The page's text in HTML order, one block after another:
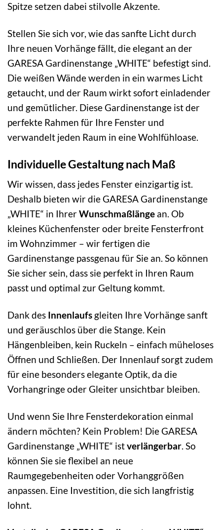
Spitze setzen dabei stilvolle Akzente.
Stellen Sie sich vor, wie das sanfte Licht durch
Ihre neuen Vorhänge fällt, die elegant an der
GARESA Gardinenstange „WHITE“ befestigt sind.
Die weißen Wände werden in ein warmes Licht
getaucht, und der Raum wirkt sofort einladender
und gemütlicher. Diese Gardinenstange ist der
perfekte Rahmen für Ihre Fenster und
verwandelt jeden Raum in eine Wohlfühloase.
Individuelle Gestaltung nach Maß
Wir wissen, dass jedes Fenster einzigartig ist.
Deshalb bieten wir die GARESA Gardinenstange
„WHITE“ in IhrerWunschmaßlänge an. Ob
kleines Küchenfenster oder breite Fensterfront
im Wohnzimmer – wir fertigen die
Gardinenstange passgenau für Sie an. So können
Sie sicher sein, dass sie perfekt in Ihren Raum
passt und optimal zur Geltung kommt.
Dank des Innenlaufs gleiten Ihre Vorhänge sanft
und geräuschlos über die Stange. Kein
Hängenbleiben, kein Ruckeln – einfach müheloses
Öffnen und Schließen. Der Innenlauf sorgt zudem
für eine besonders elegante Optik, da die
Vorhangringe oder Gleiter unsichtbar bleiben.
Und wenn Sie Ihre Fensterdekoration einmal
ändern möchten? Kein Problem! Die GARESA
Gardinenstange „WHITE“ istverlängerbar. So
können Sie sie flexibel an neue
Raumgegebenheiten oder Vorhanggrößen
anpassen. Eine Investition, die sich langfristig
lohnt.